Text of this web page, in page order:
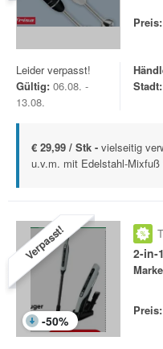
Preis:
Leider verpasst!
Gültig: 06.08. -
13.08.
Stadt:
€ 29,99 / Stk - vielseitig
u.v.m. mit Edelstahl-
Verpasst!
-50%
2-in-
Preis: